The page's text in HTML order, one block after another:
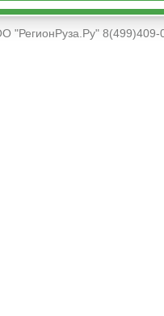
"РегионРуза.Ру" 8(499)409-